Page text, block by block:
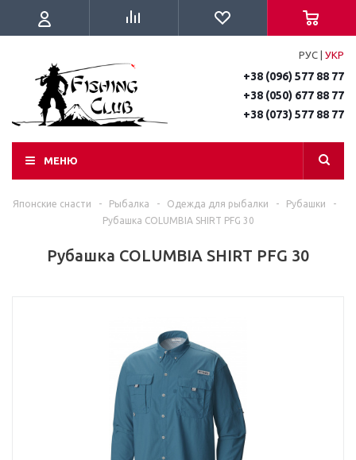
РУС УКР
+38 (096) 577 88 77
+38 (050) 677 88 77
+38 (073) 577 88 77
МЕНЮ
Японские снасти - Рыбалка - Одежда для рыбалки - Рубашки
-
Рубашка COLUMBIA SHIRT PFG 30
Рубашка COLUMBIA SHIRT PFG 30